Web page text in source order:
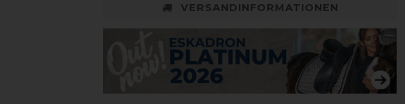
VERSANDINFORMATIONEN